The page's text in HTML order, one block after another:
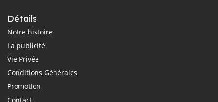
Détails
Notre histoire
La publicité
Vie Privée
Conditions Générales
Promotion
Contact